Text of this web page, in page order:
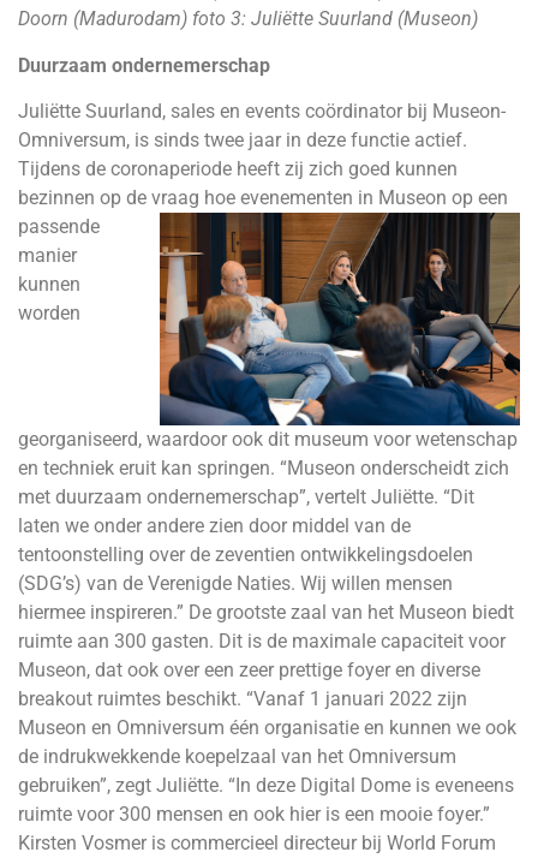
Doorn (Madurodam) foto 3: Juliëtte Suurland (Museon)
Duurzaam ondernemerschap
Juliëtte Suurland, sales en events coördinator bij Museon-
Omniversum, is sinds twee jaar in deze functie actief.
Tijdens de coronaperiode heeft zij zich goed kunnen
bezinnen op de vraag hoe evenementen in Museon op een
passende
manier
kunnen
worden
georganiseerd, waardoor ook dit museum voor wetenschap
en techniek eruit kan springen. “Museon onderscheidt zich
met duurzaam ondernemerschap”, vertelt Juliëtte. “Dit
laten we onder andere zien door middel van de
tentoonstelling over de zeventien ontwikkelingsdoelen
(SDG’s) van de Verenigde Naties. Wij willen mensen
hiermee inspireren.” De grootste zaal van het Museon biedt
ruimte aan 300 gasten. Dit is de maximale capaciteit voor
Museon, dat ook over een zeer prettige foyer en diverse
breakout ruimtes beschikt. “Vanaf 1 januari 2022 zijn
Museon en Omniversum één organisatie en kunnen we ook
de indrukwekkende koepelzaal van het Omniversum
gebruiken”, zegt Juliëtte. “In deze Digital Dome is eveneens
ruimte voor 300 mensen en ook hier is een mooie foyer.”
Kirsten Vosmer is commercieel directeur bij World Forum